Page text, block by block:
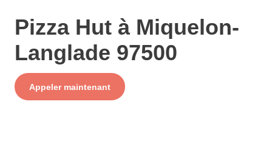
Pizza Hut à Miquelon-
Langlade 97500
Appeler maintenant
Service
+ prix appel